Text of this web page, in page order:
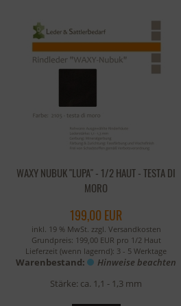
WAXY NUBUK "LUPA" - 1/2 HAUT - TESTA DI
MORO
199,00 EUR
inkl. 19 % MwSt. zzgl. Versandkosten
Grundpreis: 199,00 EUR pro 1/2 Haut
Lieferzeit (wenn lagernd): 3 - 5 Werktage
Warenbestand:
Hinweise beachten
Stärke: ca. 1,1 - 1,3 mm